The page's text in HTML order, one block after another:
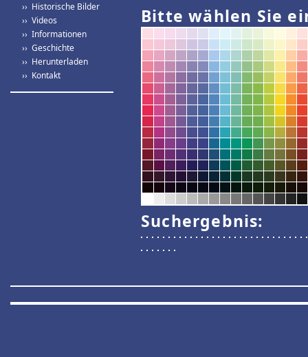
›› Historische Bilder
›› Videos
›› Informationen
›› Geschichte
›› Herunterladen
›› Kontakt
Bitte wählen Sie
Suchergebnis: